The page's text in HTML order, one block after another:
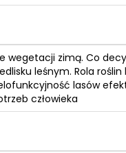
wegetacji zimą. Co
leśnym. Rola
lasów
człowieka